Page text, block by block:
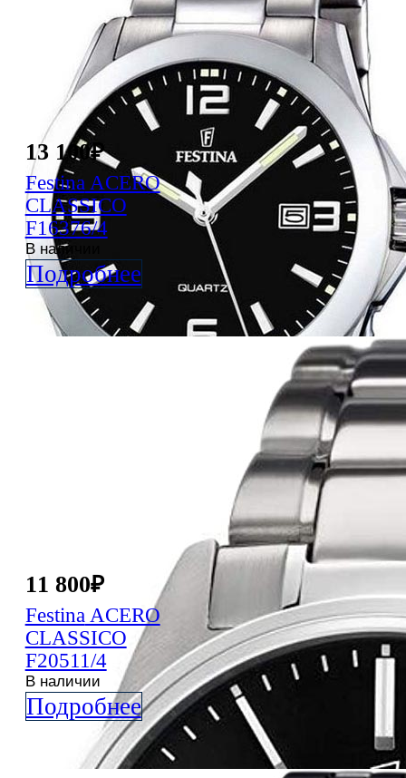
13 100₽
Festina ACERO
CLASSICO
F16376/4
В наличии
Подробнее
11 800₽
Festina ACERO
CLASSICO
F20511/4
В наличии
Подробнее